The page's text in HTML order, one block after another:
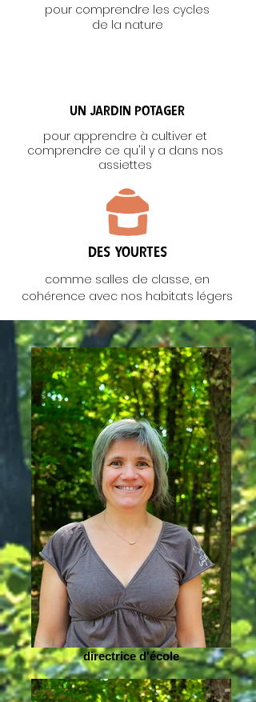
pour comprendre les cycles
de la nature
Un jardin potager
pour apprendre à cultiver et
comprendre ce qu'il y a dans nos
assiettes
Des yourtes
comme salles de classe, en
cohérence avec nos habitats légers
directrice d'école